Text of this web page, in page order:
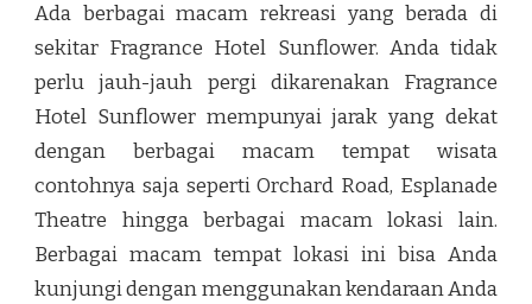
Ada berbagai macam rekreasi yang berada di
sekitar Fragrance Hotel Sunflower. Anda tidak
perlu jauh-jauh pergi dikarenakan Fragrance
Hotel Sunflower mempunyai jarak yang dekat
dengan berbagai macam tempat wisata
contohnya saja seperti Orchard Road, Esplanade
Theatre hingga berbagai macam lokasi lain.
Berbagai macam tempat lokasi ini bisa Anda
kunjungi dengan menggunakan kendaraan Anda